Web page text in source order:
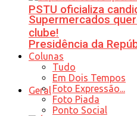
PSTU oficializa
Presidência da
Geral
Supermercados
clube!
Colunas
Tudo
Em Dois Tempos
Foto Expressão...
Foto Piada
Ponto Social